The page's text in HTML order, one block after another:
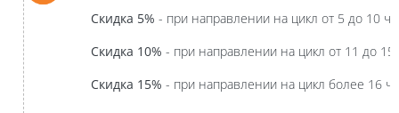
Скидка 5% - при направлении на цикл от 5 до 10
Скидка 10% - при направлении на цикл от 11 до
Скидка 15% - при направлении на цикл более 16